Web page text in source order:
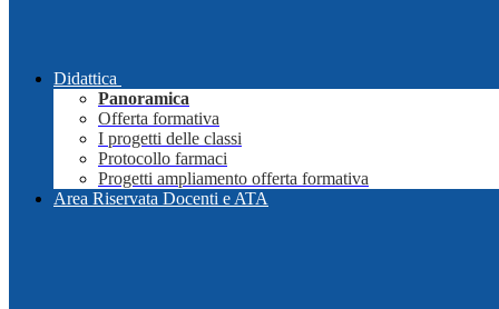
Didattica
Panoramica
Offerta formativa
I progetti delle classi
Protocollo farmaci
Progetti ampliamento offerta formativa
Area Riservata Docenti e ATA